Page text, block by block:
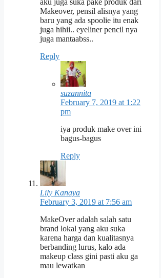
aku juga suka pake produk dari
Makeover, pensil alisnya yang
baru yang ada spoolie itu enak
juga hihii.. eyeliner pencil nya
juga mantaabss..
Reply
suzannita
February 7, 2019 at 1:22
pm
iya produk make over ini
bagus-bagus
Reply
Lily Kanaya
February 3, 2019 at 7:56 am
MakeOver adalah salah satu
brand lokal yang aku suka
karena harga dan kualitasnya
berbanding lurus, kalo ada
makeup class gini pasti aku ga
mau lewatkan